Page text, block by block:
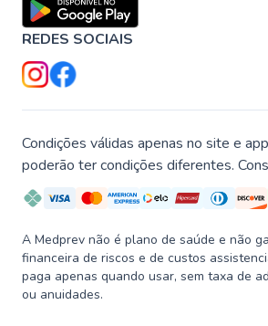
REDES SOCIAIS
Condições válidas apenas no site e
poderão ter condições diferentes.
A Medprev não é plano de saúde e não
financeira de riscos e de custos
paga apenas quando usar, sem taxa de
ou anuidades.